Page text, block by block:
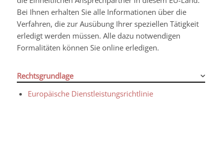
Bei Ihnen erhalten Sie alle Informationen über die
Verfahren, die zur Ausübung Ihrer speziellen Tätigkeit
erledigt werden müssen. Alle dazu notwendigen
Formalitäten können Sie online erledigen.
Rechtsgrundlage
Europäische Dienstleistungsrichtlinie